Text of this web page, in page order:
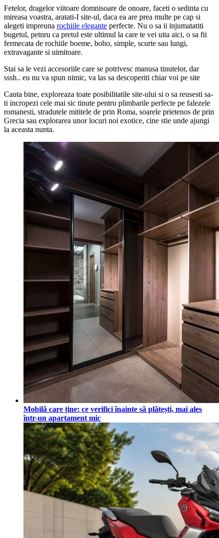
Fetelor, dragelor viitoare domnisoare de onoare, faceti o sedinta cu
mireasa voastra, aratati-I site-ul, daca ea are prea multe pe cap si
alegeti impreuna rochiile elegante perfecte. Nu o sa ii injumatatiti
bugetul, petnru ca pretul este ultimul la care te vei uita aici, o sa fii
fermecata de rochiile boeme, boho, simple, scurte sau lungi,
extravagante si uimitoare.
Stai sa le vezi accesoriile care se potrivesc manusa tinutelor, dar
sssh.. eu nu va spun nimic, va las sa descoperiti chiar voi pe site
Cauta bine, exploreaza toate posibilitatile site-ului si o sa reusesti sa-
ti incropezi cele mai sic tinute pentru plimbarile perfecte pe falezele
romanesti, stradutele mititele de prin Roma, soarele prietenos de prin
Grecia sau explorarea unor locuri noi exotice, cine stie unde ajungi
la aceasta nunta.
Mobilă care ține: ce verifici înainte să plătești, mai ales
într-un apartament mic